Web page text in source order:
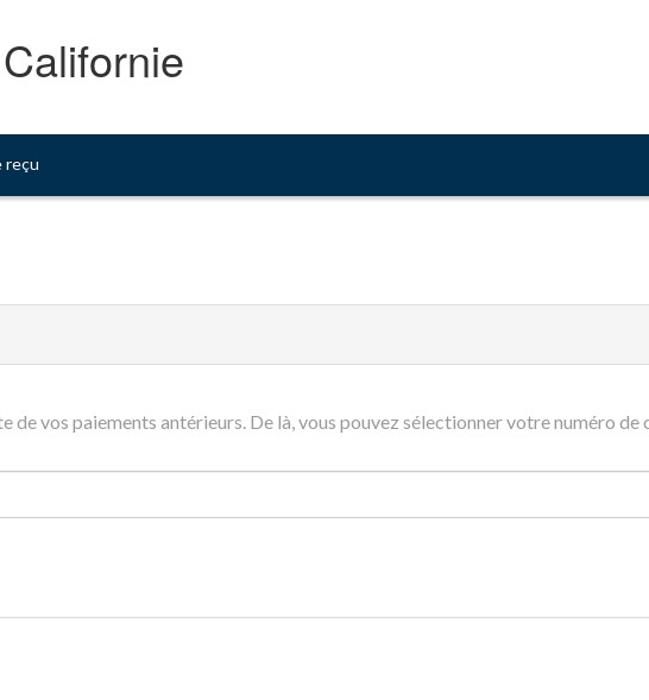
reçu
de vos paiements antérieurs. De là, vous pouvez sélectionner votre numéro